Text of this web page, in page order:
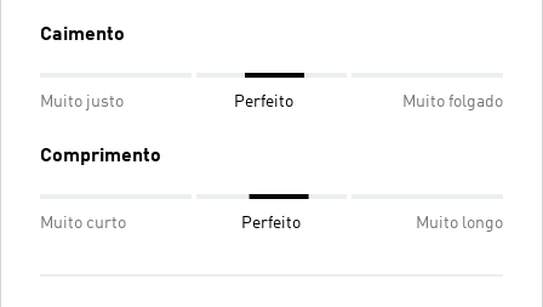
Caimento
Muito justo Perfeito Muito folgado
Comprimento
Muito curto Perfeito Muito longo